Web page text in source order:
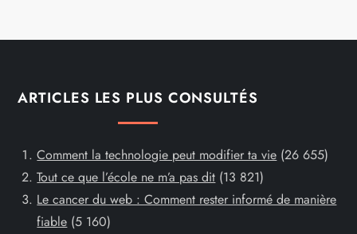
ARTICLES LES PLUS CONSULTÉS
Comment la technologie peut modifier ta vie (26 655)
Tout ce que l’école ne m’a pas dit (13 821)
Le cancer du web : Comment rester informé de manière
fiable (5 160)